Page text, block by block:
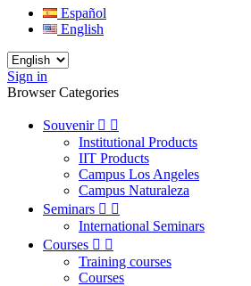
Español
English
Sign in
Browser Categories
Souvenir  
Institutional Products
IIT Products
Campus Los Angeles
Campus Naturaleza
Seminars  
International Seminars
Courses  
Training courses
Courses